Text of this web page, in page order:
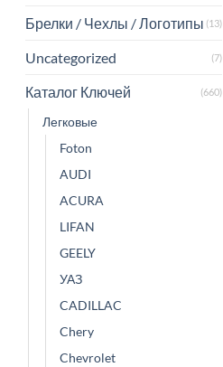
Брелки / Чехлы / Логотипы (13)
Uncategorized (7)
Каталог Ключей (660)
Легковые
Foton
AUDI
ACURA
LIFAN
GEELY
УАЗ
CADILLAC
Chery
Chevrolet